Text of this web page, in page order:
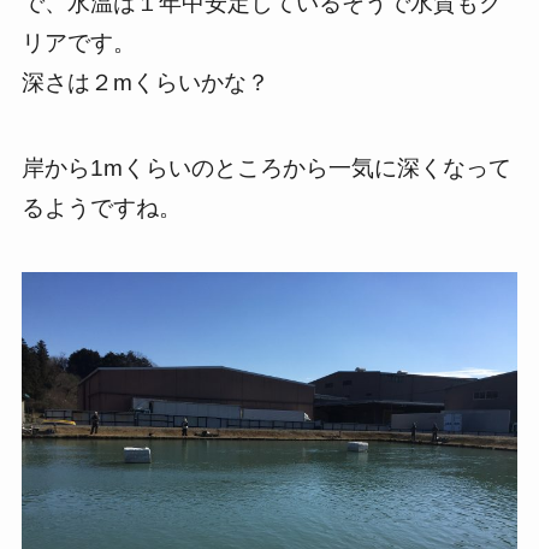
リアです。
深さは２mくらいかな？
岸から1mくらいのところから一気に深くなって
るようですね。